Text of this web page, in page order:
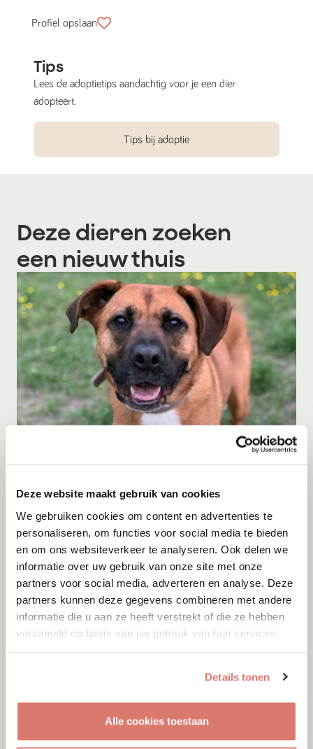
Deze website maakt gebruik van cookies
We gebruiken cookies om content en advertenties te
personaliseren, om functies voor social media te bieden
en om ons websiteverkeer te analyseren. Ook delen we
informatie over uw gebruik van onze site met onze
partners voor social media, adverteren en analyse. Deze
partners kunnen deze gegevens combineren met andere
informatie die u aan ze heeft verstrekt of die ze hebben
verzameld op basis van uw gebruik van hun services.
Details tonen
Alle cookies toestaan
Profiel opslaan
Tips
Lees de adoptietips aandachtig voor je een dier
adopteert.
Tips bij adoptie
Deze dieren zoeken
een nieuw thuis
Bowie
Lelystad